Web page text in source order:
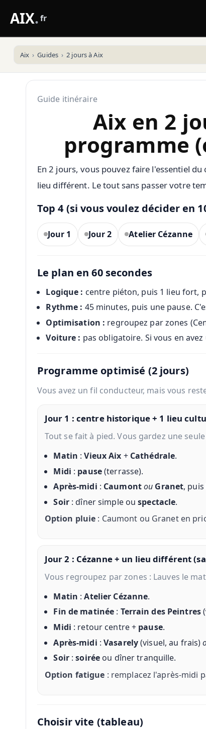
AIX.fr
Aix Guides 2 jours à Aix
Guide itinéraire
Aix en 2
programme
En 2 jours, vous pouvez faire l'essentiel
lieu différent. Le tout sans passer votre
Top 4 (si vous voulez décider en
Jour 1 Jour 2 Atelier Cézanne
Le plan en 60 secondes
Logique : centre piéton, puis 1 lieu fort,
Rythme : 45 minutes, puis une pause.
Optimisation : regroupez par zones
Voiture : pas obligatoire. Si vous en
Programme optimisé (2 jours)
Vous avez un fil conducteur, mais vous
Jour 1 : centre historique + 1 lieu
Tout se fait à pied. Vous gardez une
Matin :Vieux Aix + Cathédrale.
Midi : pause(terrasse).
Après-midi : Caumontou Granet, puis
Soir: dîner simple ouspectacle.
Option pluie : Caumont ou Granet en
Jour 2 : Cézanne + un lieu différent
Vous regroupez par zones : Lauves le
Matin :Atelier Cézanne.
Fin de matinée : Terrain des Peintres
Midi : retour centre + pause.
Après-midi :Vasarely(visuel, au frais)
Soir:soirée ou dîner tranquille.
Option fatigue : remplacez l'après-midi
Choisir vite (tableau)